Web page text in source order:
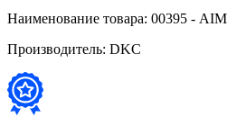
Наименование товара: 00395 -
Производитель: DKC